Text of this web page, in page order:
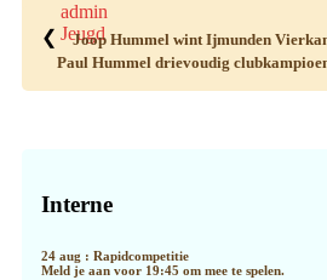
admin
Jeugd
❮
Joop Hummel wint Ijmunden
Paul Hummel drievoudig
Sidebar
Interne
24 aug : Rapidcompetitie
Meld je aan voor 19:45 om mee te spelen.